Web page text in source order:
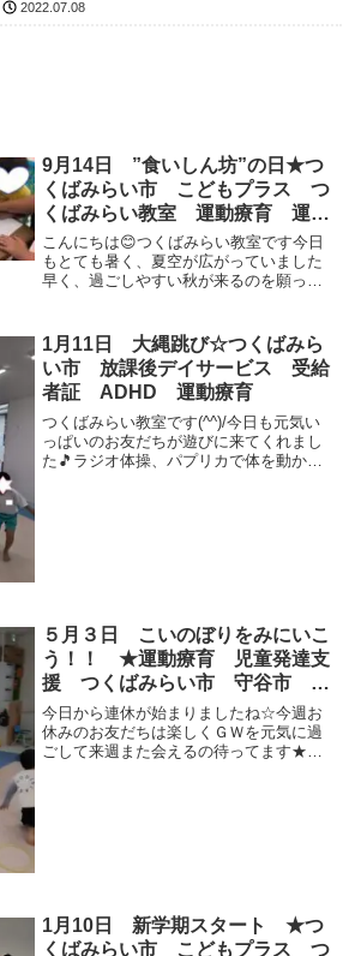
2022.07.08
9月14日 ”食いしん坊”の日★つ
くばみらい市 こどもプラス つ
くばみらい教室 運動療育 運動
遊び 放課後等デイサービス 児
童発達支援 受給者証
こんにちは😊つくばみらい教室です今日
もとても暑く、夏空が広がっていました
早く、過ごしやすい秋が来るのを願って
っぽ体操で身体をほぐしたあとに、みん
なで玉入れをしました大き...
1月11日 大縄跳び☆つくばみら
い市 放課後デイサービス 受給
者証 ADHD 運動療育
つくばみらい教室です(^^)/今日も元気い
っぱいのお友だちが遊びに来てくれまし
た🎵ラジオ体操、パプリカで体を動かし
５月３日 こいのぼりをみにいこ
う！！ ★運動療育 児童発達支
援 つくばみらい市 守谷市 こ
どもプラス
今日から連休が始まりましたね☆今週お
休みのお友だちは楽しくＧＷを元気に過
ごして来週また会えるの待ってます★そ
1月10日 新学期スタート ★つ
くばみらい市 こどもプラス つ